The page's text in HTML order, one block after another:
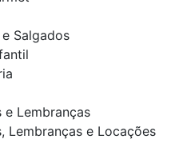
Salgados
Lembranças
Lembranças e Locações